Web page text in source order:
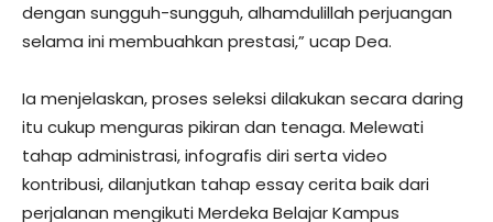
dengan sungguh-sungguh, alhamdulillah perjuangan
selama ini membuahkan prestasi,” ucap Dea.
Ia menjelaskan, proses seleksi dilakukan secara daring
itu cukup menguras pikiran dan tenaga. Melewati
tahap administrasi, infografis diri serta video
kontribusi, dilanjutkan tahap essay cerita baik dari
perjalanan mengikuti Merdeka Belajar Kampus